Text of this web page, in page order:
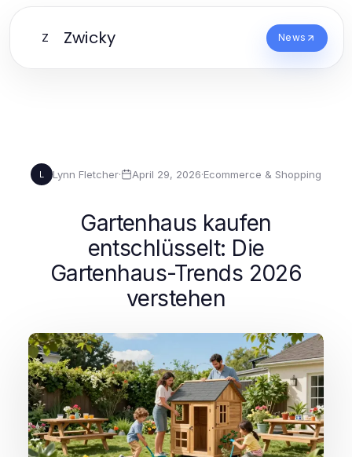
Z Zwicky News
L Lynn Fletcher· April 29, 2026·Ecommerce & Shopping
Gartenhaus kaufen
entschlüsselt: Die
Gartenhaus-Trends 2026
verstehen